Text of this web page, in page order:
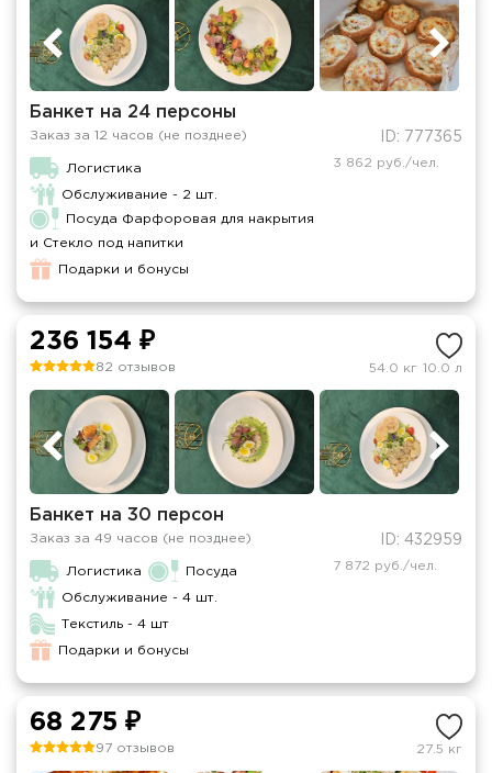
Банкет на 24 персоны
Заказ за 12 часов (не позднее) ID: 777365
Логистика
Обслуживание - 2 шт.
Посуда Фарфоровая для накрытия
и Стекло под напитки
Подарки и бонусы
3 862 руб./чел.
236 154 ₽
82 отзывов 54.0 кг 10.0 л
Банкет на 30 персон
Заказ за 49 часов (не позднее) ID: 432959
Логистика Посуда
Обслуживание - 4 шт.
Текстиль - 4 шт
Подарки и бонусы
7 872 руб./чел.
68 275 ₽
97 отзывов 27.5 кг